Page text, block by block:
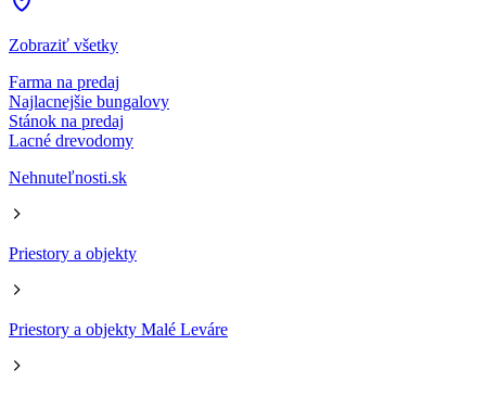
Zobraziť všetky
Farma na predaj
Najlacnejšie bungalovy
Stánok na predaj
Lacné drevodomy
Nehnuteľnosti.sk
Priestory a objekty
Priestory a objekty Malé Leváre